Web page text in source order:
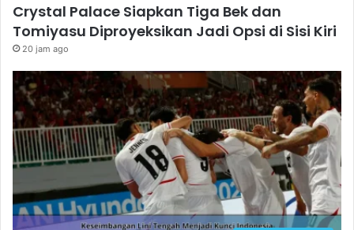
Crystal Palace Siapkan Tiga Bek dan
Tomiyasu Diproyeksikan Jadi Opsi di Sisi Kiri
20 jam ago